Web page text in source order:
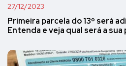
27/12/2023
Primeira parcela do 13º será
Entenda e veja qual será a sua